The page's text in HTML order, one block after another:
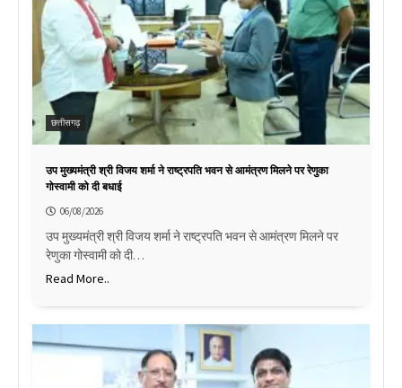
छत्तीसगढ़
उप मुख्यमंत्री श्री विजय शर्मा ने राष्ट्रपति भवन से आमंत्रण मिलने पर रेणुका
गोस्वामी को दी बधाई
06/08/2026
उप मुख्यमंत्री श्री विजय शर्मा ने राष्ट्रपति भवन से आमंत्रण मिलने पर
रेणुका गोस्वामी को दी…
Read More..